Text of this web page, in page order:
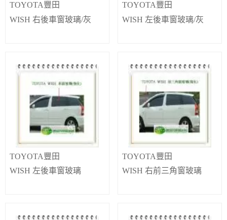
TOYOTA豐田
WISH 右後車窗玻璃/灰
TOYOTA豐田
WISH 左後車窗玻璃/灰
TOYOTA豐田
WISH 左後車窗玻璃
TOYOTA豐田
WISH 右前三角窗玻璃